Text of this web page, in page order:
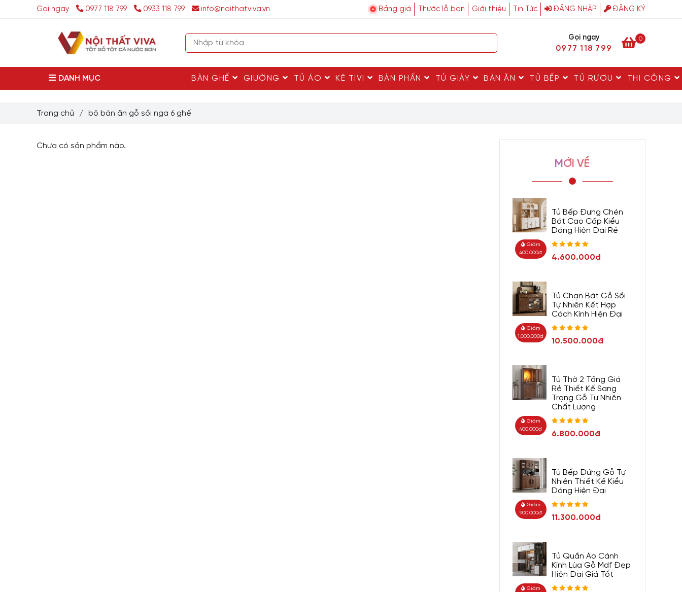
Gọi ngay 0977 118 799 0933 118 799 info@noithatviva.vn Bảng giá Thước lỗ ban Giới thiệu Tin Tức ĐĂNG NHẬP ĐĂNG KÝ
Gọi ngay
0977 118 799
0
DANH MỤC BÀN GHẾ GIƯỜNG TỦ ÁO KỆ TIVI BÀN PHẤN TỦ GIÀY BÀN ĂN TỦ BẾP TỦ RƯỢU THI CÔNG
Trang chủ / bộ bàn ăn gỗ sồi nga 6 ghế
Chưa có sản phẩm nào.
MỚI VỀ
Giảm
400.000đ
Tủ Bếp Đựng Chén
Bát Cao Cấp Kiểu
Dáng Hiện Đại Rẻ
4.600.000đ
Giảm
1.000.000đ
Tủ Chạn Bát Gỗ Sồi
Tự Nhiên Kết Hợp
Cách Kính Hiện Đại
10.500.000đ
Giảm
400.000đ
Tủ Thờ 2 Tầng Giá
Rẻ Thiết Kế Sang
Trọng Gỗ Tự Nhiên
Chất Lượng
6.800.000đ
Giảm
900.000đ
Tủ Bếp Đứng Gỗ Tự
Nhiên Thiết Kế Kiểu
Dáng Hiện Đại
11.300.000đ
Giảm
Tủ Quần Áo Cánh
Kính Lùa Gỗ Mdf Đẹp
Hiện Đại Giá Tốt